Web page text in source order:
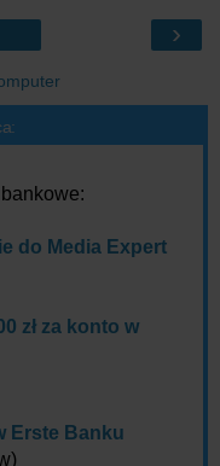
›
do Media Expert
zł za konto w
Erste Banku